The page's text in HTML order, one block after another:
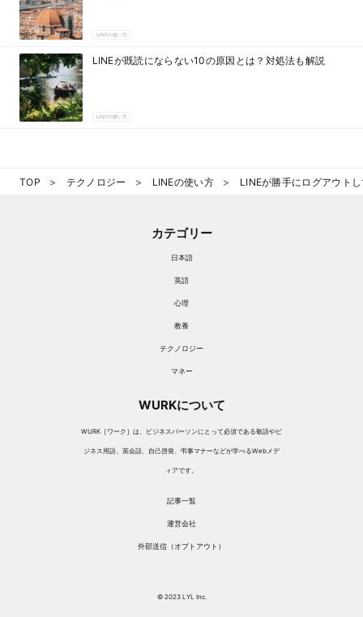
LINEの使い方
LINEが既読にならない10の原因とは？対処法も解説
LINEの使い方
TOP テクノロジー LINEの使い方 LINEが勝手にログアウト
カテゴリー
日本語
英語
心理
教養
テクノロジー
マネー
WURKについて
WURK［ワーク］は、ビジネスパーソンにとって必須である敬語やビ
ジネス用語、英会話、自己啓発、弔事マナーなどが学べるWebメデ
ィアです。
記事一覧
運営会社
外部送信（オプトアウト）
© 2023 LYL Inc.